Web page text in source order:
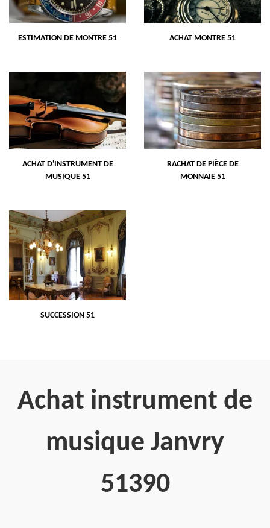
ESTIMATION DE MONTRE 51 ACHAT MONTRE 51
ACHAT D'INSTRUMENT DE
MUSIQUE 51
RACHAT DE PIÈCE DE
MONNAIE 51
SUCCESSION 51
Achat instrument de
musique Janvry
51390